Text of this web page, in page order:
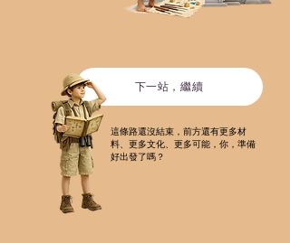
下一站，繼續
這條路還沒結束，前方還有更多材
料、更多文化、更多可能，你，準備
好出發了嗎？